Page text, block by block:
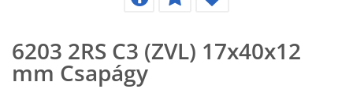
6203 2RS C3 (ZVL) 17x40x12
mm Csapágy